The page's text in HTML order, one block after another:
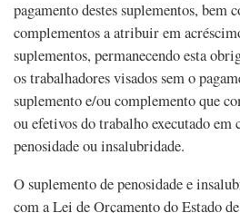
pagamento destes suplementos, bem
complementos a atribuir em
suplementos, permanecendo esta
os trabalhadores visados sem o
suplemento e/ou complemento que
ou efetivos do trabalho executado em
penosidade ou insalubridade.
O suplemento de penosidade e
com a Lei de Orçamento do Estado